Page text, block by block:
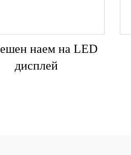
наем на LED
дисплей